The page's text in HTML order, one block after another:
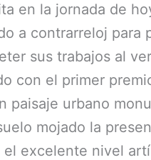
en la jornada de
a contrarreloj para
sus trabajos al
con el primer
paisaje urbano
mojado la
excelente nivel